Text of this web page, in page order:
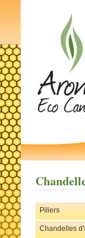
Piliers
Chandelles